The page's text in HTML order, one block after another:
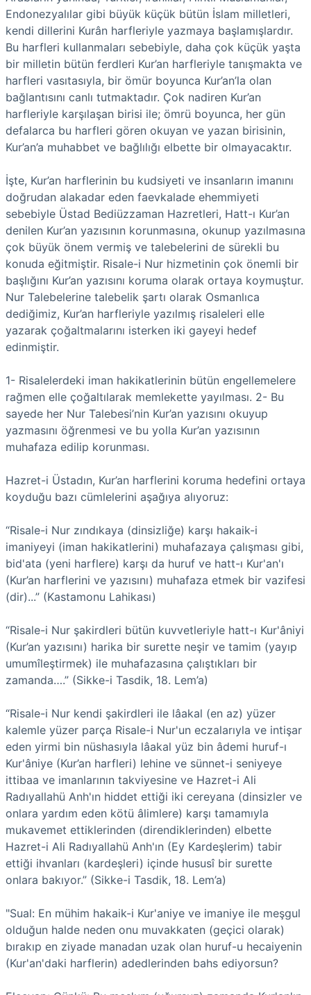
Endonezyalılar gibi büyük küçük bütün İslam milletleri,
kendi dillerini Kurân harfleriyle yazmaya başlamışlardır.
Bu harfleri kullanmaları sebebiyle, daha çok küçük yaşta
bir milletin bütün ferdleri Kur’an harfleriyle tanışmakta ve
harfleri vasıtasıyla, bir ömür boyunca Kur’an’la olan
bağlantısını canlı tutmaktadır. Çok nadiren Kur’an
harfleriyle karşılaşan birisi ile; ömrü boyunca, her gün
defalarca bu harfleri gören okuyan ve yazan birisinin,
Kur’an’a muhabbet ve bağlılığı elbette bir olmayacaktır.
İşte, Kur’an harflerinin bu kudsiyeti ve insanların imanını
doğrudan alakadar eden faevkalade ehemmiyeti
sebebiyle Üstad Bediüzzaman Hazretleri, Hatt-ı Kur’an
denilen Kur’an yazısının korunmasına, okunup yazılmasına
çok büyük önem vermiş ve talebelerini de sürekli bu
konuda eğitmiştir. Risale-i Nur hizmetinin çok önemli bir
başlığını Kur’an yazısını koruma olarak ortaya koymuştur.
Nur Talebelerine talebelik şartı olarak Osmanlıca
dediğimiz, Kur’an harfleriyle yazılmış risaleleri elle
yazarak çoğaltmalarını isterken iki gayeyi hedef
edinmiştir.
1- Risalelerdeki iman hakikatlerinin bütün engellemelere
rağmen elle çoğaltılarak memlekette yayılması. 2- Bu
sayede her Nur Talebesi’nin Kur’an yazısını okuyup
yazmasını öğrenmesi ve bu yolla Kur’an yazısının
muhafaza edilip korunması.
Hazret-i Üstadın, Kur’an harflerini koruma hedefini ortaya
koyduğu bazı cümlelerini aşağıya alıyoruz:
“Risale-i Nur zındıkaya (dinsizliğe) karşı hakaik-i
imaniyeyi (iman hakikatlerini) muhafazaya çalışması gibi,
bid'ata (yeni harflere) karşı da huruf ve hatt-ı Kur'an'ı
(Kur’an harflerini ve yazısını) muhafaza etmek bir vazifesi
(dir)...” (Kastamonu Lahikası)
“Risale-i Nur şakirdleri bütün kuvvetleriyle hatt-ı Kur'âniyi
(Kur’an yazısını) harika bir surette neşir ve tamim (yayıp
umumîleştirmek) ile muhafazasına çalıştıkları bir
zamanda….” (Sikke-i Tasdik, 18. Lem’a)
“Risale-i Nur kendi şakirdleri ile lâakal (en az) yüzer
kalemle yüzer parça Risale-i Nur'un eczalarıyla ve intişar
eden yirmi bin nüshasıyla lâakal yüz bin âdemi huruf-ı
Kur'âniye (Kur’an harfleri) lehine ve sünnet-i seniyeye
ittibaa ve imanlarının takviyesine ve Hazret-i Ali
Radıyallahü Anh'ın hiddet ettiği iki cereyana (dinsizler ve
onlara yardım eden kötü âlimlere) karşı tamamıyla
mukavemet ettiklerinden (direndiklerinden) elbette
Hazret-i Ali Radıyallahü Anh'ın (Ey Kardeşlerim) tabir
ettiği ihvanları (kardeşleri) içinde hususî bir surette
onlara bakıyor.” (Sikke-i Tasdik, 18. Lem’a)
"Sual: En mühim hakaik-i Kur'aniye ve imaniye ile meşgul
olduğun halde neden onu muvakkaten (geçici olarak)
bırakıp en ziyade manadan uzak olan huruf-u hecaiyenin
(Kur'an'daki harflerin) adedlerinden bahs ediyorsun?